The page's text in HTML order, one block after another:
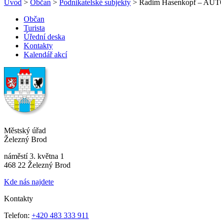
Úvod > Občan > Podnikatelské subjekty > Radim Hasenkopf –
Občan
Turista
Úřední deska
Kontakty
Kalendář akcí
Městský úřad
Železný Brod
náměstí 3. května 1
468 22 Železný Brod
Kde nás najdete
Kontakty
Telefon: +420 483 333 911